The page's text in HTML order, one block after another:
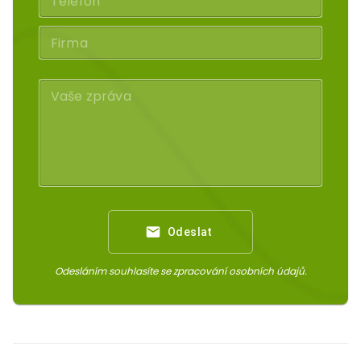
Odeslat
Odesláním souhlasíte se zpracování osobních údajů.